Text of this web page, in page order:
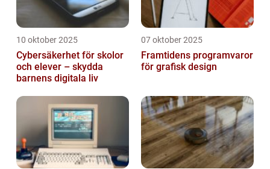
10 oktober 2025
Cybersäkerhet för skolor
och elever – skydda
barnens digitala liv
07 oktober 2025
Framtidens programvaror
för grafisk design